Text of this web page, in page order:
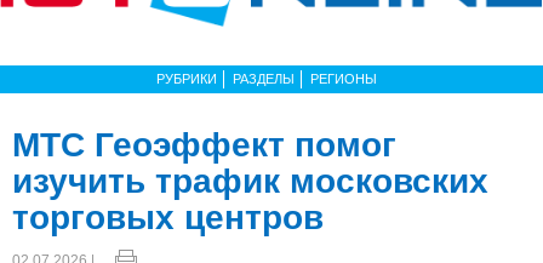
РУБРИКИ РАЗДЕЛЫ РЕГИОНЫ
МТС Геоэффект помог
изучить трафик московских
торговых центров